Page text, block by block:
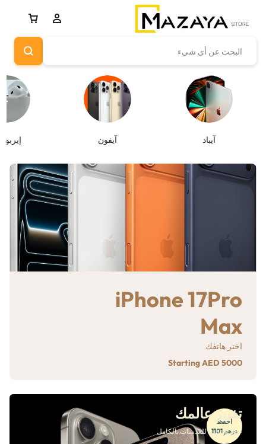
آيباد آيفون
iPhone 17Pro
Max
اختر هاتفك
Starting AED 5000
تغيير عالمك
على اختيارنا للعدسات بالكامل
احفظ
درهم 1101